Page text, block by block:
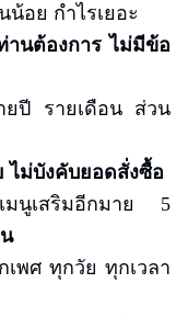
น้อย กำไรเยอะ
านต้องการ ไม่มีข้อ
ปี รายเดือน ส่วน
ไม่บังคับยอดสั่งซื้อ
มนูเสริมอีกมาย 5
เพศ ทุกวัย ทุกเวลา